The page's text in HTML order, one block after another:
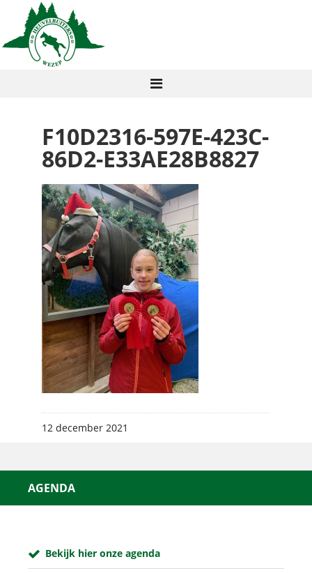
F10D2316-597E-423C-
86D2-E33AE28B8827
12 december 2021
AGENDA
Bekijk hier onze agenda